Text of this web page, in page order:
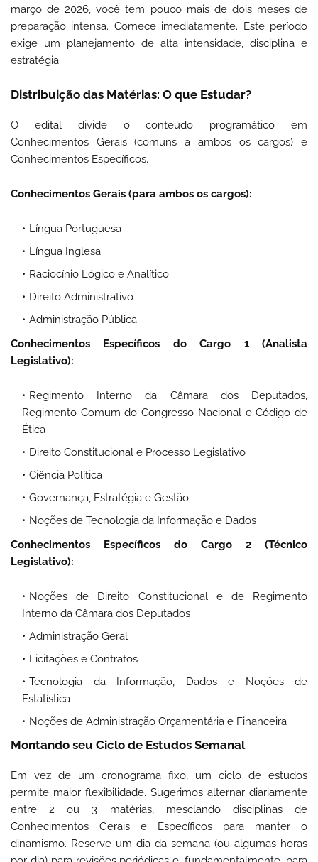
março de 2026, você tem pouco mais de dois meses de
preparação intensa. Comece imediatamente. Este período
exige um planejamento de alta intensidade, disciplina e
estratégia.
Distribuição das Matérias: O que Estudar?
O edital divide o conteúdo programático em
Conhecimentos Gerais (comuns a ambos os cargos) e
Conhecimentos Específicos.
Conhecimentos Gerais (para ambos os cargos):
Língua Portuguesa
Língua Inglesa
Raciocínio Lógico e Analítico
Direito Administrativo
Administração Pública
Conhecimentos Específicos do Cargo 1 (Analista
Legislativo):
Regimento Interno da Câmara dos Deputados,
Regimento Comum do Congresso Nacional e Código de
Ética
Direito Constitucional e Processo Legislativo
Ciência Política
Governança, Estratégia e Gestão
Noções de Tecnologia da Informação e Dados
Conhecimentos Específicos do Cargo 2 (Técnico
Legislativo):
Noções de Direito Constitucional e de Regimento
Interno da Câmara dos Deputados
Administração Geral
Licitações e Contratos
Tecnologia da Informação, Dados e Noções de
Estatística
Noções de Administração Orçamentária e Financeira
Montando seu Ciclo de Estudos Semanal
Em vez de um cronograma fixo, um ciclo de estudos
permite maior flexibilidade. Sugerimos alternar diariamente
entre 2 ou 3 matérias, mesclando disciplinas de
Conhecimentos Gerais e Específicos para manter o
dinamismo. Reserve um dia da semana (ou algumas horas